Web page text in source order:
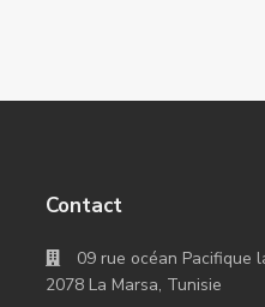
Contact
09 rue océan Pacifique
2078 La Marsa, Tunisie